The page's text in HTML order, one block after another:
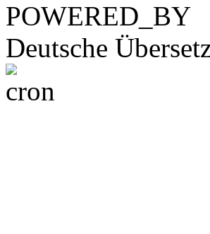
POWERED_BY
Deutsche